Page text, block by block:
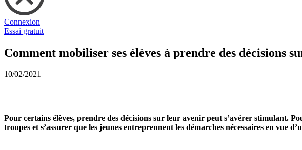
Connexion
Essai gratuit
Comment mobiliser ses élèves à prendre des décisions
10/02/2021
Pour certains élèves, prendre des décisions sur leur avenir peut s’avérer stimulant.
troupes et s’assurer que les jeunes entreprennent les démarches nécessaires en vue